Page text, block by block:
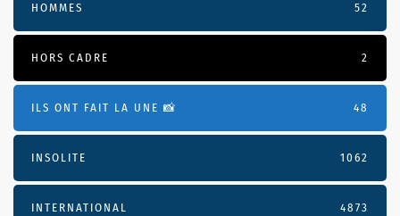
HOMMES 52
HORS CADRE 2
ILS ONT FAIT LA UNE 📸 48
INSOLITE 1062
INTERNATIONAL 4873